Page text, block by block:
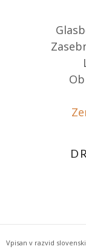
Vpisan v razvid